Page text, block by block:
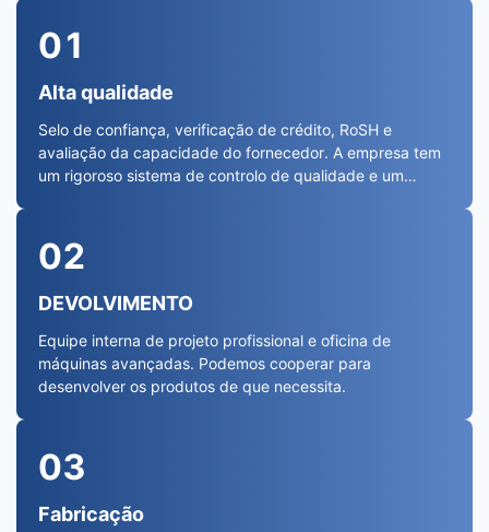
01
Alta qualidade
Selo de confiança, verificação de crédito, RoSH e
avaliação da capacidade do fornecedor. A empresa tem
um rigoroso sistema de controlo de qualidade e um
02
DEVOLVIMENTO
Equipe interna de projeto profissional e oficina de
máquinas avançadas. Podemos cooperar para
desenvolver os produtos de que necessita.
03
Fabricação